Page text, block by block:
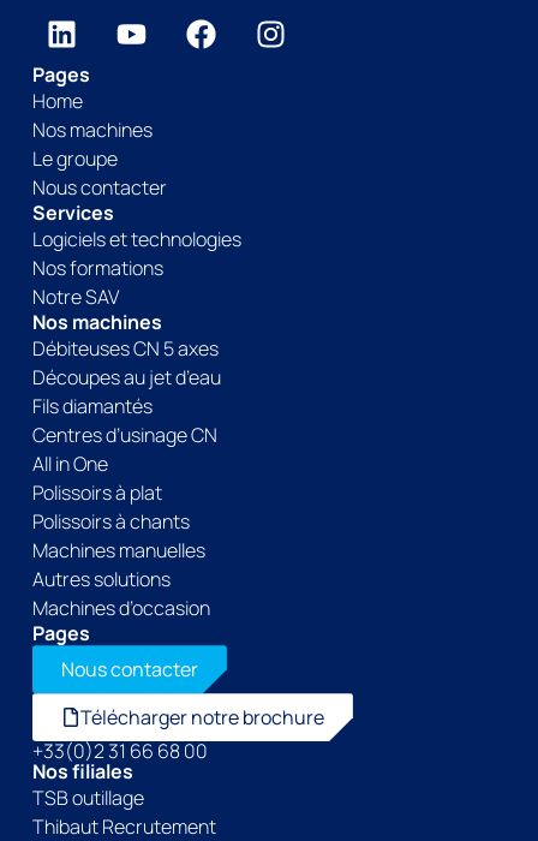
Pages
Home
Nos machines
Le groupe
Nous contacter
Services
Logiciels et technologies
Nos formations
Notre SAV
Nos machines
Débiteuses CN 5 axes
Découpes au jet d’eau
Fils diamantés
Centres d’usinage CN
All in One
Polissoirs à plat
Polissoirs à chants
Machines manuelles
Autres solutions
Machines d’occasion
Pages
Nous contacter
Télécharger notre brochure
+33(0)2 31 66 68 00
Nos filiales
TSB outillage
Thibaut Recrutement